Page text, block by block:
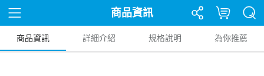
商品資訊
商品資訊 詳細介紹 規格說明 為你推薦